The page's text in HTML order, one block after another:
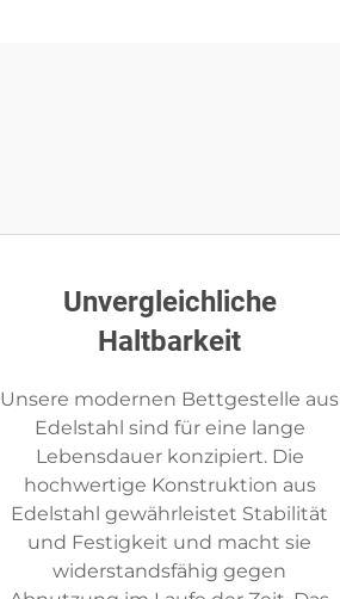
Unvergleichliche
Haltbarkeit
Unsere modernen Bettgestelle aus
Edelstahl sind für eine lange
Lebensdauer konzipiert. Die
hochwertige Konstruktion aus
Edelstahl gewährleistet Stabilität
und Festigkeit und macht sie
widerstandsfähig gegen